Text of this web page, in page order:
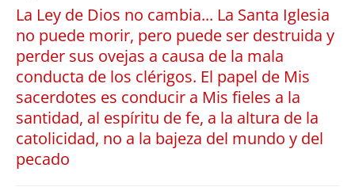
La Ley de Dios no cambia... La Santa Iglesia
no puede morir, pero puede ser destruida y
perder sus ovejas a causa de la mala
conducta de los clérigos. El papel de Mis
sacerdotes es conducir a Mis fieles a la
santidad, al espíritu de fe, a la altura de la
catolicidad, no a la bajeza del mundo y del
pecado